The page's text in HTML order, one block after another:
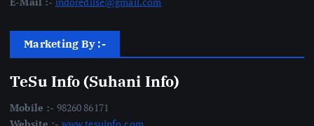
Marketing By :-
TeSu Info (Suhani Info)
Mobile :- 98260 86171
Website :- www.tesuinfo.com